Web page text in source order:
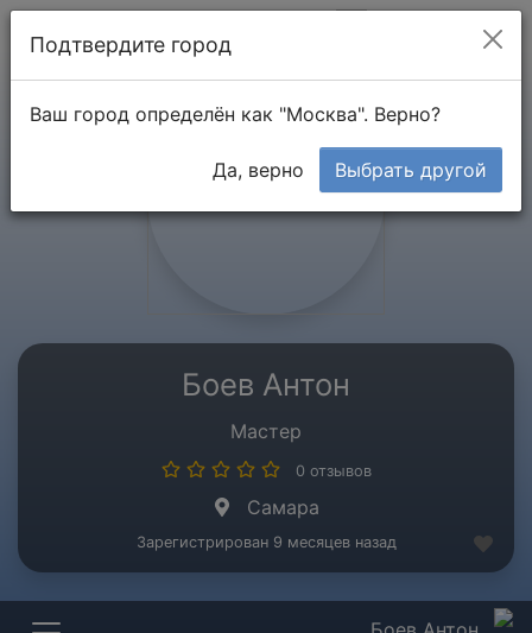
Боев Антон
Мастер
0 отзывов
Самара
Зарегистрирован 9 месяцев назад
Подтвердите город
Ваш город определён как "Москва". Верно?
Да, верно Выбрать другой